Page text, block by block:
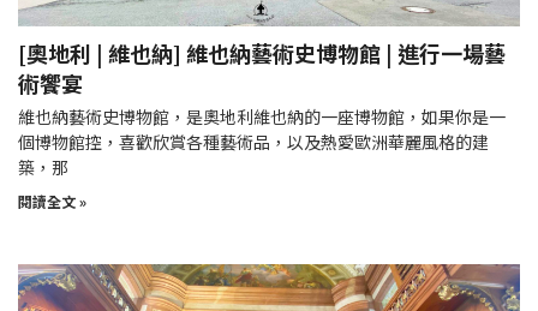
[奧地利 | 維也納] 維也納藝術史博物館 | 進行一場藝
術饗宴
維也納藝術史博物館，是奧地利維也納的一座博物館，如果你是一
個博物館控，喜歡欣賞各種藝術品，以及熱愛歐洲華麗風格的建
築，那
閱讀全文 »